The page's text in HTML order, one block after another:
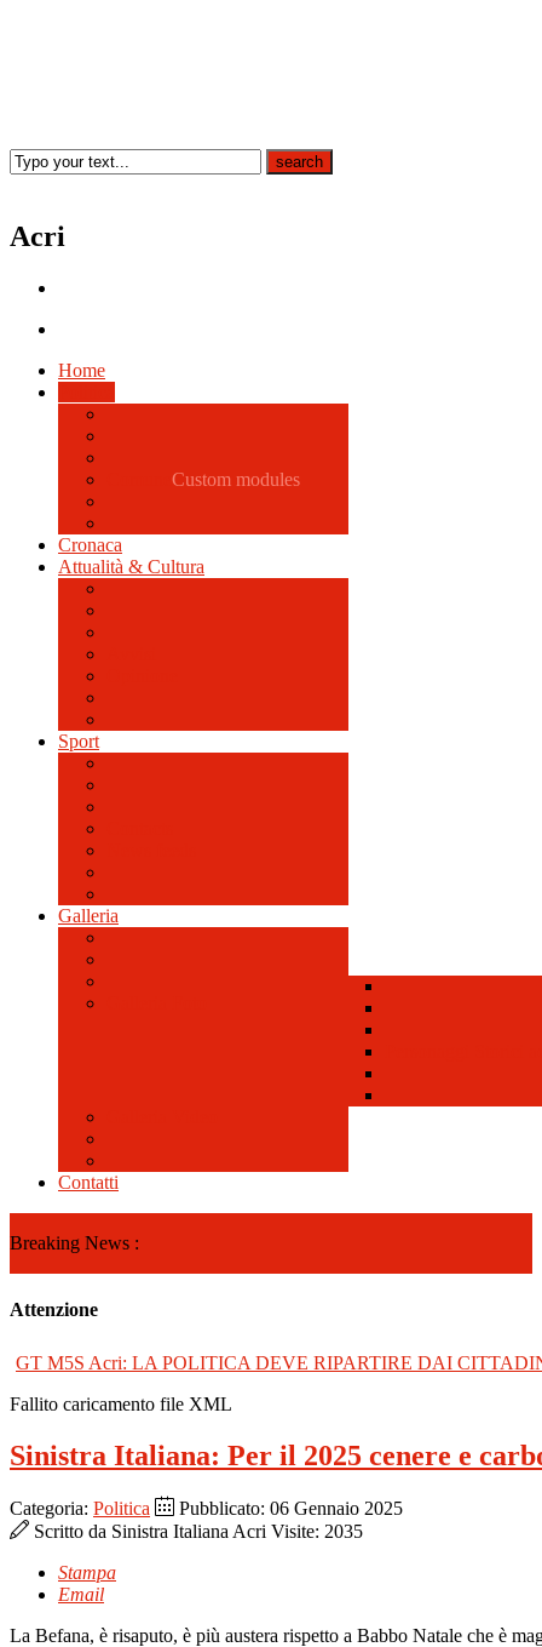
Acri
Home
Custom modules
Cronaca
Attualità & Cultura
Sport
Galleria
Contatti
Breaking News :
GT M5S Acri: LA POLITICA DEVE RIPARTIRE DAI
Attenzione
Fallito caricamento file XML
Sinistra Italiana: Per il 2025 cenere e
Categoria: Politica
Pubblicato: 06 Gennaio 2025
Scritto da Sinistra Italiana Acri Visite: 2035
Stampa
Email
La Befana, è risaputo, è più austera rispetto a Babbo Natale che è